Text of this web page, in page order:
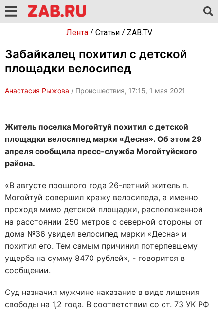
Лента/ Статьи/ ZAB.TV
Забайкалец похитил с детской
площадки велосипед
Анастасия Рыжова / Происшествия, 17:15, 1 мая 2021
Житель поселка Могойтуй похитил с детской
площадки велосипед марки «Десна». Об этом 29
апреля сообщила пресс-служба Могойтуйского
района.
«В августе прошлого года 26-летний житель п.
Могойтуй совершил кражу велосипеда, а именно
проходя мимо детской площадки, расположенной
на расстоянии 250 метров с северной стороны от
дома №36 увидел велосипед марки «Десна» и
похитил его. Тем самым причинил потерпевшему
ущерба на сумму 8470 рублей», - говорится в
сообщении.
Суд назначил мужчине наказание в виде лишения
свободы на 1,2 года. В соответствии со ст. 73 УК РФ